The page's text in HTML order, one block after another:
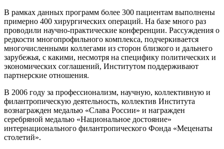
В рамках данных программ более 300 пациентам выполнены
примерно 400 хирургических операций. На базе много раз
проводили научно-практические конференции. Рассуждения о
редкости многопрофильного комплекса, подчеркивается
многочисленными коллегами из сторон близкого и дальнего
зарубежья, с какими, несмотря на специфику политических и
экономических соглашений, Институтом поддерживают
партнерские отношения.
В 2006 году за профессионализм, научную, коллективную и
филантропическую деятельность, коллектив Института
вознагражден медалью «Слава России» и награжден
серебряной медалью «Национальное достояние»
интернационального филантропического Фонда «Меценаты
столетий».